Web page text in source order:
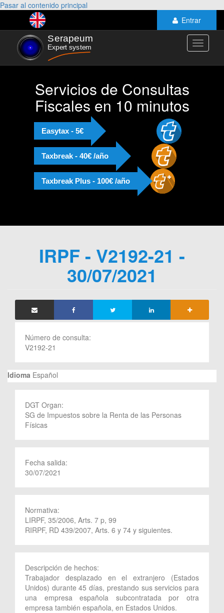
Pasar al contenido principal
Entrar
Toggle
Servicios de Consultas
Fiscales en 10 minutos
Easytax - 5€
Taxbreak - 40€ /año
Taxbreak Plus - 100€ /año
IRPF - V2192-21 -
30/07/2021
Número de consulta:
V2192-21
Idioma Español
DGT Organ:
SG de Impuestos sobre la Renta de las Personas
Físicas
Fecha salida:
30/07/2021
Normativa:
LIRPF, 35/2006, Arts. 7 p, 99
RIRPF, RD 439/2007, Arts. 6 y 74 y siguientes.
Descripción de hechos:
Trabajador desplazado en el extranjero (Estados
Unidos) durante 45 días, prestando sus servicios para
una empresa española subcontratada por otra
empresa también española, en Estados Unidos.